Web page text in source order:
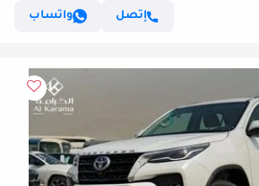
إتصل
واتساب